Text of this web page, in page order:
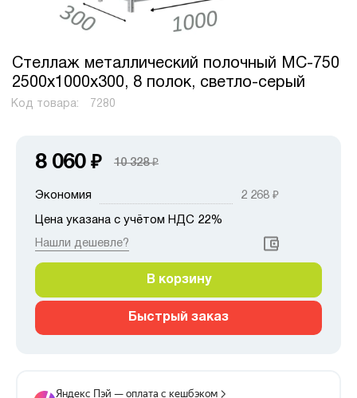
Стеллаж металлический полочный МС-750
2500х1000х300, 8 полок, светло-серый
Код товара: 7280
8 060 ₽ 10 328₽
Экономия 2 268 ₽
Цена указана с учётом НДС 22%
Нашли дешевле?
В корзину
Быстрый заказ